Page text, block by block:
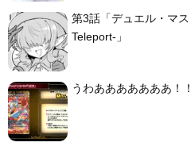
第3話「デュエル・マ
Teleport-」
うわあああああああ！